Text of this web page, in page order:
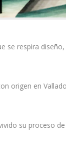
se respira
origen en
su proceso